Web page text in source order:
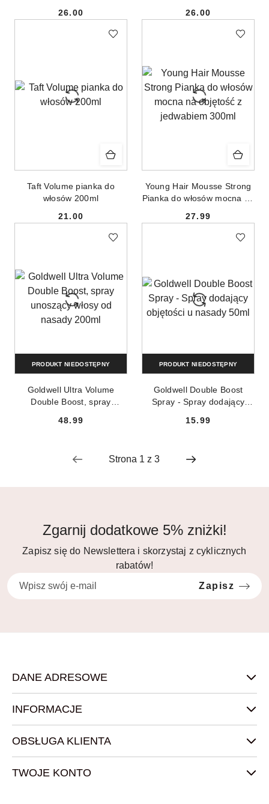
250mlCena:
26.00
Cena:
26.00
Taft Volume pianka do
włosów 200ml
Cena:
21.00
Young Hair Mousse Strong
Pianka do włosów mocna na
Cena:
27.99
Goldwell Ultra Volume
Double Boost, spray
200ml
Cena:
48.99
PRODUKT NIEDOSTĘPNY
Goldwell Double Boost
Spray - Spray dodający
Cena:
15.99
PRODUKT NIEDOSTĘPNY
Zgarnij dodatkowe 5% zniżki!
Zapisz się do Newslettera i skorzystaj z cyklicznych
rabatów!
Zapisz
DANE ADRESOWE
INFORMACJE
OBSŁUGA KLIENTA
TWOJE KONTO